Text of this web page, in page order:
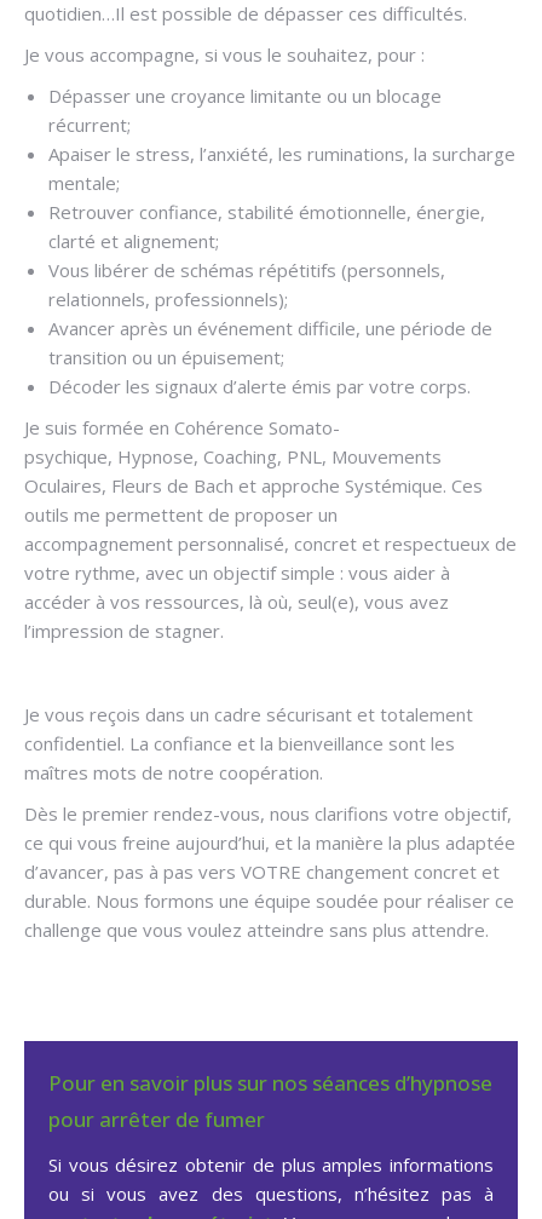
quotidien…Il est possible de dépasser ces difficultés.
Je vous accompagne, si vous le souhaitez, pour :
Dépasser une croyance limitante ou un blocage
récurrent;
Apaiser le stress, l’anxiété, les ruminations, la surcharge
mentale;
Retrouver confiance, stabilité émotionnelle, énergie,
clarté et alignement;
Vous libérer de schémas répétitifs (personnels,
relationnels, professionnels);
Avancer après un événement difficile, une période de
transition ou un épuisement;
Décoder les signaux d’alerte émis par votre corps.
Je suis formée en Cohérence Somato-
psychique, Hypnose, Coaching, PNL, Mouvements
Oculaires, Fleurs de Bach et approche Systémique. Ces
outils me permettent de proposer un
accompagnement personnalisé, concret et respectueux de
votre rythme, avec un objectif simple : vous aider à
accéder à vos ressources, là où, seul(e), vous avez
l’impression de stagner.
Je vous reçois dans un cadre sécurisant et totalement
confidentiel. La confiance et la bienveillance sont les
maîtres mots de notre coopération.
Dès le premier rendez-vous, nous clarifions votre objectif,
ce qui vous freine aujourd’hui, et la manière la plus adaptée
d’avancer, pas à pas vers VOTRE changement concret et
durable. Nous formons une équipe soudée pour réaliser ce
challenge que vous voulez atteindre sans plus attendre.
Pour en savoir plus sur nos séances d’hypnose
pour arrêter de fumer
Si vous désirez obtenir de plus amples informations
ou si vous avez des questions, n’hésitez pas à